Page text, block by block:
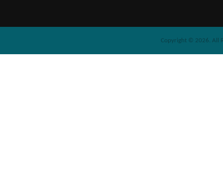
Copyright © 2026. All